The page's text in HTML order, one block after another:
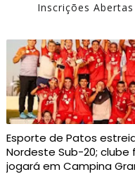
Inscrições
Esporte de Patos
Nordeste Sub-20;
jogará em Campina